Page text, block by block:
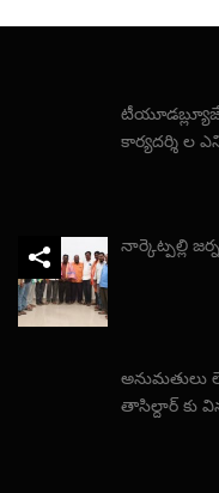
కార్యదర్శి ల
నార్కెట్పల్లి
అనుమతులు
తాసిల్దార్ కు